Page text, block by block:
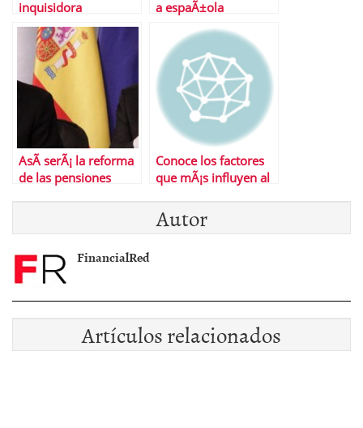
inquisidora a espaÃ±ola
AsÃ­ serÃ¡ la reforma
de las pensiones
Conoce los factores
que mÃ¡s influyen al
Autor
FinancialRed
Artículos relacionados